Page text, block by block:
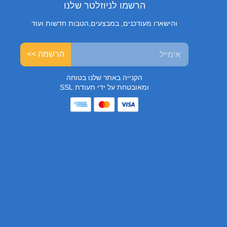
הרשמו לניוזלטר שלנו
והישארו מעודכנים, במבצעים,הטבות חדשות ועוד
הרשמה >>
הקנייה באתר שלנו בטוחה
ומאובטחת על ידי תעודת SSL